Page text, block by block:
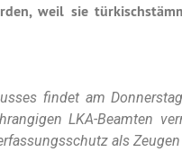
weil sie
findet am
LKA-Beamten
als